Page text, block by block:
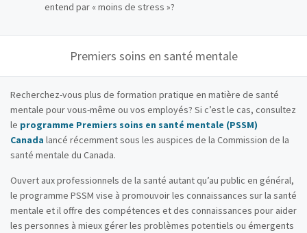
entend par « moins de stress »?
Premiers soins en santé mentale
Recherchez-vous plus de formation pratique en matière de santé
mentale pour vous-même ou vos employés? Si c’est le cas, consultez
le programme Premiers soins en santé mentale (PSSM)
Canada lancé récemment sous les auspices de la Commission de la
santé mentale du Canada.
Ouvert aux professionnels de la santé autant qu’au public en général,
le programme PSSM vise à promouvoir les connaissances sur la santé
mentale et il offre des compétences et des connaissances pour aider
les personnes à mieux gérer les problèmes potentiels ou émergents